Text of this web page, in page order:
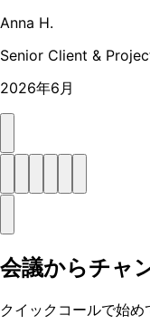
Anna H.
Senior Client &
2026年6月
会議からチャ
クイックコールで始め